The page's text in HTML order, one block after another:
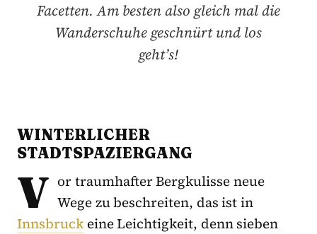
Facetten. Am besten also gleich mal die
Wanderschuhe geschnürt und los
geht’s!
WINTERLICHER
STADTSPAZIERGANG
V or traumhafter Bergkulisse neue
Wege zu beschreiten, das ist in
Innsbruck eine Leichtigkeit, denn sieben